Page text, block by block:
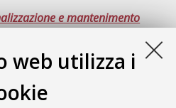
web utilizza i
e mantenimento
specialistica], Università di
Ingegneria meccanica [LS-